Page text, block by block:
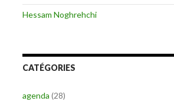
Hessam Noghrehchi
CATÉGORIES
agenda (28)